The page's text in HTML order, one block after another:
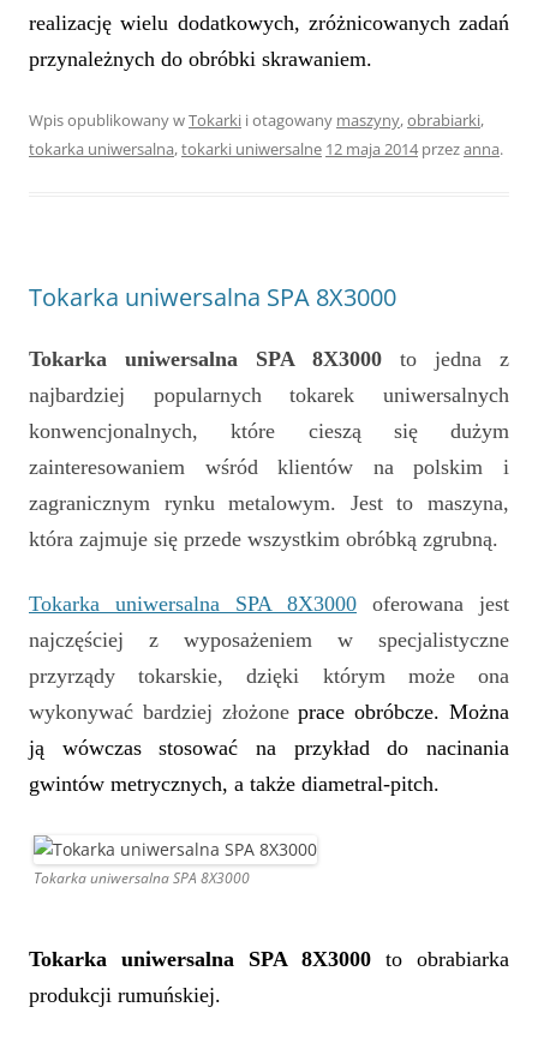
realizację wielu dodatkowych, zróżnicowanych zadań
przynależnych do obróbki skrawaniem.
Wpis opublikowany wTokarki i otagowany maszyny,obrabiarki,
tokarka uniwersalna,tokarki uniwersalne 12 maja 2014przezanna.
Tokarka uniwersalna SPA 8X3000
Tokarka uniwersalna SPA 8X3000 to jedna z
najbardziej popularnych tokarek uniwersalnych
konwencjonalnych, które cieszą się dużym
zainteresowaniem wśród klientów na polskim i
zagranicznym rynku metalowym. Jest to maszyna,
która zajmuje się przede wszystkim obróbką zgrubną.
Tokarka uniwersalna SPA 8X3000 oferowana jest
najczęściej z wyposażeniem w specjalistyczne
przyrządy tokarskie, dzięki którym może ona
wykonywać bardziej złożoneprace obróbcze. Można
ją wówczas stosować na przykład do nacinania
gwintów metrycznych, a także diametral-pitch.
Tokarka uniwersalna SPA 8X3000
Tokarka uniwersalna SPA 8X3000 to obrabiarka
produkcji rumuńskiej.